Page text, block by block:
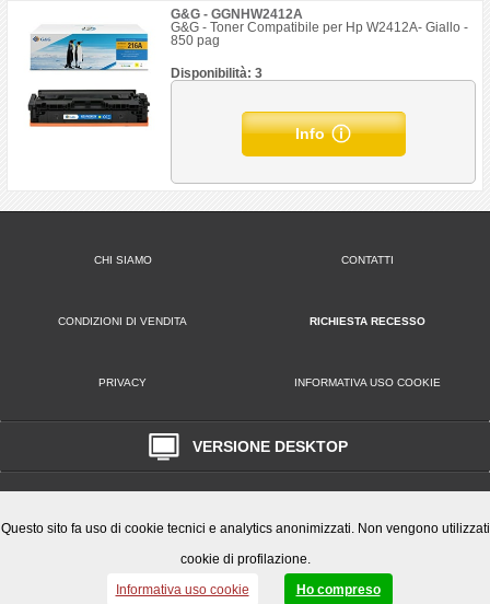
G&G - GGNHW2412A
G&G - Toner Compatibile per Hp W2412A- Giallo -
850 pag
Disponibilità: 3
Info
CHI SIAMO CONTATTI
CONDIZIONI DI VENDITA RICHIESTA RECESSO
PRIVACY INFORMATIVA USO COOKIE
VERSIONE DESKTOP
P.I. / C.F. 08786301005 CCIAA ROMA REA N. 1119584 Cap. Soc. € 10.000,
Questo sito fa uso di cookie tecnici e analytics anonimizzati. Non vengono utilizzati
cookie di profilazione.
Informativa uso cookie
Ho compreso